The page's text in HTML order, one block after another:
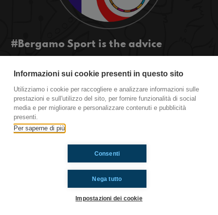
#Bergamo Sport is the advice
sport si vous préférez? Prêt à s'entraîner. Au
#ToiAussi www.radioimmaginaria.it
Ti è piaciuto? Condividilo!
Informazioni sui cookie presenti in questo sito
Utilizziamo i cookie per raccogliere e analizzare informazioni sulle
prestazioni e sull'utilizzo del sito, per fornire funzionalità di social
media e per migliorare e personalizzare contenuti e pubblicità
presenti.
Per saperne di più
Nega tutto
Consenti
Impostazioni dei cookie